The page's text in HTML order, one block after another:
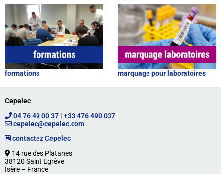
formations marquage pour laboratoires
Cepelec
04 76 49 00 37 | +33 476 490 037
cepelec@cepelec.com
contactez Cepelec
14 rue des Platanes
38120 Saint Egrève
Isère – France